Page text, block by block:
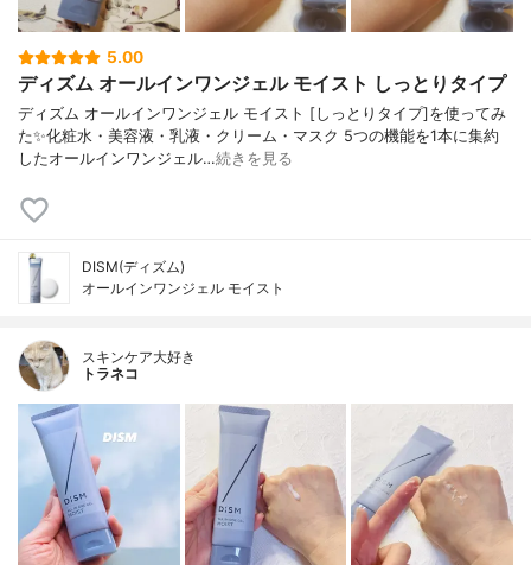
5.00
ディズム オールインワンジェル モイスト しっとりタイプ
ディズム オールインワンジェル モイスト [しっとりタイプ]を使ってみ
た✨化粧水・美容液・乳液・クリーム・マスク 5つの機能を1本に集約
したオールインワンジェル…続きを見る
DISM(ディズム)
オールインワンジェル モイスト
スキンケア大好き
トラネコ